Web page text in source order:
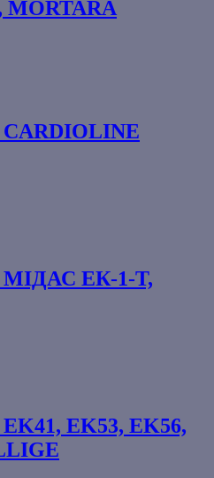
MORTARA
ЕК-1-Т,
EK53, EK56,